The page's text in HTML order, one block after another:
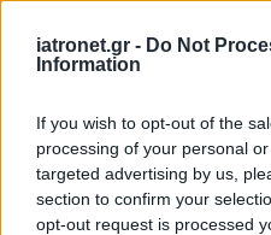
iatronet.gr - Do Not
Information
If you wish to opt-out of the
processing of your personal
targeted advertising by us,
section to confirm your
opt-out request is processed
Παραδείγματα
είναι το σύνδρομο
σύνδρομο Sturge-
χρόνια λήψη
τραυματισμός ή